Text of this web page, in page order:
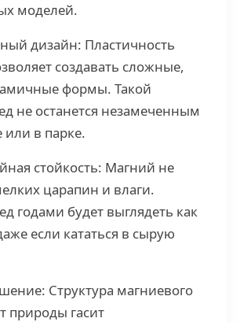
моделей.
дизайн: Пластичность
создавать сложные,
формы. Такой
не останется незамеченным
или в парке.
стойкость: Магний не
царапин и влаги.
годами будет выглядеть как
если кататься в сырую
Структура магниевого
природы гасит